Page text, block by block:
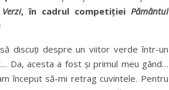
, în cadrul competiţiei Pământul
discuţi despre un viitor verde într-un
Da, acesta a fost şi primul meu gând…
început să-mi retrag cuvintele. Pentru